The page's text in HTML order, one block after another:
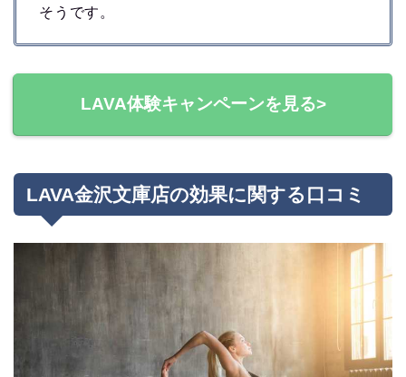
そうです。
LAVA体験キャンペーンを見る>
LAVA金沢文庫店の効果に関する口コミ